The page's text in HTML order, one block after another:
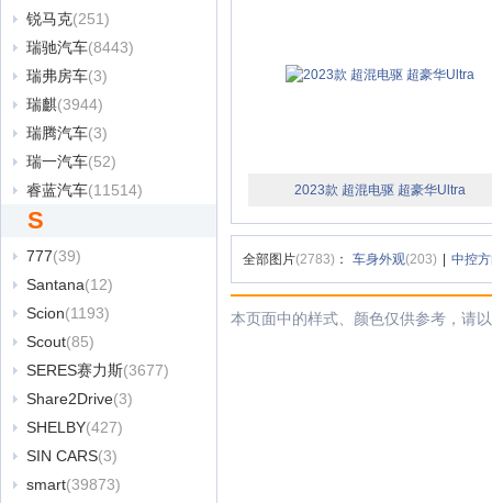
锐马克(251)
瑞驰汽车(8443)
瑞弗房车(3)
瑞麒(3944)
瑞腾汽车(3)
瑞一汽车(52)
睿蓝汽车(11514)
S
777(39)
Santana(12)
Scion(1193)
Scout(85)
SERES赛力斯(3677)
Share2Drive(3)
SHELBY(427)
SIN CARS(3)
smart(39873)
2023款 超混电驱 超豪华Ultra
全部图片(2783) ： 车身外观(203) 中控
本页面中的样式、颜色仅供参考，请